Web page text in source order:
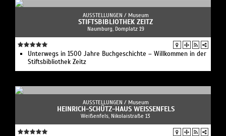
AUSSTELLUNGEN / Museum
STIFTSBIBLIOTHEK ZEITZ
Naumburg, Domplatz 19
Unterwegs in 1500 Jahre Buchgeschichte – Willkommen in der
Stiftsbibliothek Zeitz
AUSSTELLUNGEN / Museum
HEINRICH-SCHÜTZ-HAUS WEISSENFELS
Weißenfels, Nikolaistraße 13